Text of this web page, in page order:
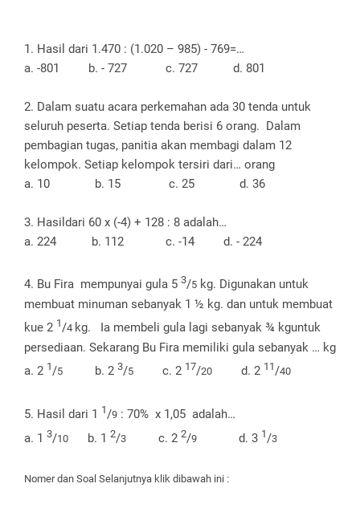
1. Hasil dari 1.470 : (1.020 – 985) - 769=…
a. -801
b. - 727 c. 727 d. 801
2. Dalam suatu acara perkemahan ada 30 tenda untuk
seluruh peserta. Setiap tenda berisi 6 orang. Dalam
pembagian tugas, panitia akan membagi dalam 12
kelompok. Setiap kelompok tersiri dari… orang
a. 10
b. 15 c. 25 d. 36
3. Hasildari 60 x (-4) + 128 : 8 adalah…
a. 224
b. 112 c. -14 d. - 224
4. Bu Fira mempunyai gula 5 3/5 kg. Digunakan untuk
membuat minuman sebanyak 1 ½ kg. dan untuk membuat
kue 2 1/4 kg.
Ia membeli gula lagi sebanyak ¾ kguntuk
persediaan. Sekarang Bu Fira memiliki gula sebanyak … kg
a. 2 1/5 b. 2 3/5 c. 2 17/20 d. 2 11/40
5. Hasil dari 1 1/9 : 70% x 1,05 adalah…
a. 1 3/10 b. 1 2/3 c. 2 2/9 d. 3 1/3
Nomer dan Soal Selanjutnya klik dibawah ini :